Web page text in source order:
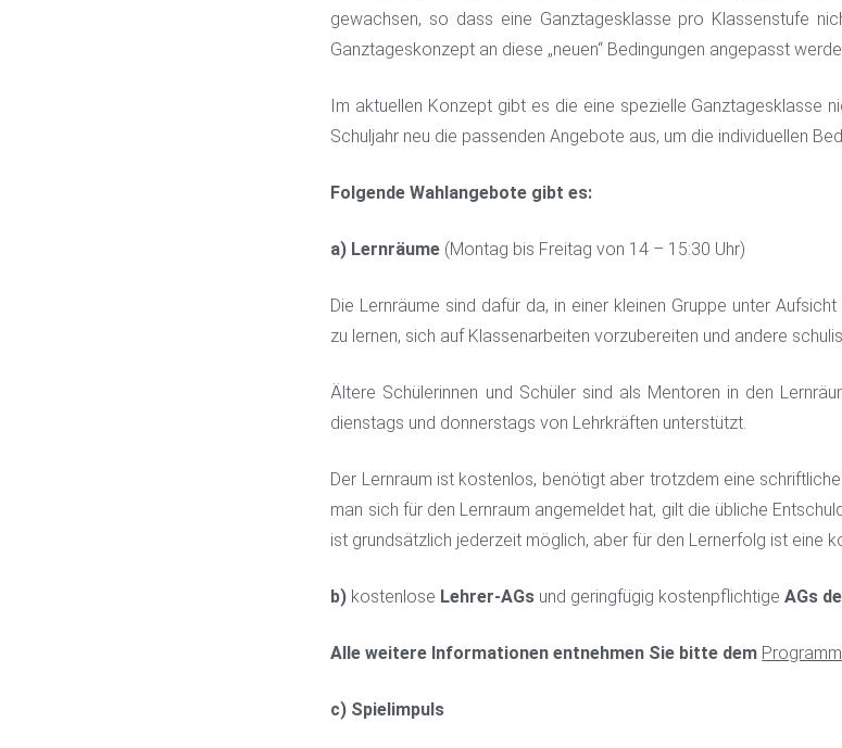
gewachsen, so dass eine Ganztagesklasse pro Klassenstufe
Ganztageskonzept an diese „neuen“ Bedingungen angepasst
Im aktuellen Konzept gibt es die eine spezielle Ganztagesklasse
Schuljahr neu die passenden Angebote aus, um die individuellen
Folgende Wahlangebote gibt es:
a) Lernräume (Montag bis Freitag von 14 – 15:30 Uhr)
Die Lernräume sind dafür da, in einer kleinen Gruppe unter
zu lernen, sich auf Klassenarbeiten vorzubereiten und andere
Ältere Schülerinnen und Schüler sind als Mentoren in den
dienstags und donnerstags von Lehrkräften unterstützt.
Der Lernraum ist kostenlos, benötigt aber trotzdem eine
man sich für den Lernraum angemeldet hat, gilt die übliche
ist grundsätzlich jederzeit möglich, aber für den Lernerfolg ist eine
b) kostenlose Lehrer-AGs und geringfügig kostenpflichtigeAGs
Alle weitere Informationen entnehmen Sie bitte dem
c) Spielimpuls